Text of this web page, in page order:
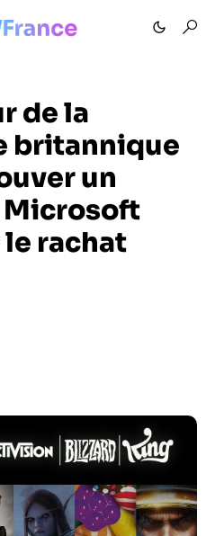
de la
britannique
un
Microsoft
rachat